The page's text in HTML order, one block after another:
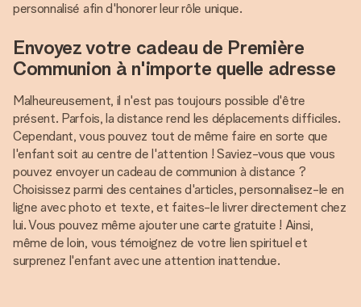
personnalisé afin d'honorer leur rôle unique.
Envoyez votre cadeau de Première
Communion à n'importe quelle adresse
Malheureusement, il n'est pas toujours possible d'être
présent. Parfois, la distance rend les déplacements difficiles.
Cependant, vous pouvez tout de même faire en sorte que
l'enfant soit au centre de l'attention ! Saviez-vous que vous
pouvez envoyer un cadeau de communion à distance ?
Choisissez parmi des centaines d'articles, personnalisez-le en
ligne avec photo et texte, et faites-le livrer directement chez
lui. Vous pouvez même ajouter une carte gratuite ! Ainsi,
même de loin, vous témoignez de votre lien spirituel et
surprenez l'enfant avec une attention inattendue.